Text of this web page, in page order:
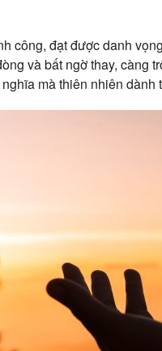
công, đạt được danh
và bất ngờ thay, càng
mà thiên nhiên dành